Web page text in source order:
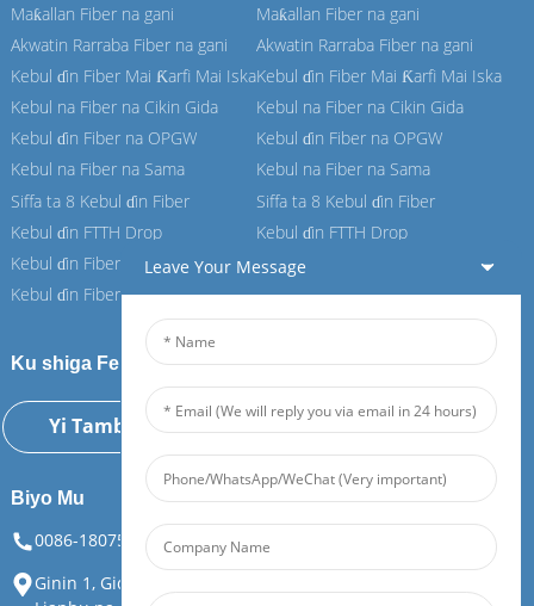
Maƙallan Fiber na gani
Akwatin Rarraba Fiber na gani
Kebul ɗin Fiber Mai Ƙarfi Mai Iska
Kebul na Fiber na Cikin Gida
Kebul ɗin Fiber na OPGW
Kebul na Fiber na Sama
Siffa ta 8 Kebul ɗin Fiber
Kebul ɗin FTTH Drop
Kebul ɗin Fiber na ASU
Kebul ɗin Fiber na ADSS
Maƙallan Fiber na gani
Akwatin Rarraba Fiber na gani
Kebul ɗin Fiber Mai Ƙarfi Mai Iska
Kebul na Fiber na Cikin Gida
Kebul ɗin Fiber na OPGW
Kebul na Fiber na Sama
Siffa ta 8 Kebul ɗin Fiber
Kebul ɗin FTTH Drop
Kebul ɗin Fiber na ASU
Kebul ɗin Fiber na ADSS
Ku shiga Feiboer ɗinmu
Yi Tambaya Yanzu
Biyo Mu
0086-18075108880
info@feiboer.com.cn
Ginin 1, Gidan Gidan Zhongjianbaobao, Lamba 30, Titin
Leave Your Message